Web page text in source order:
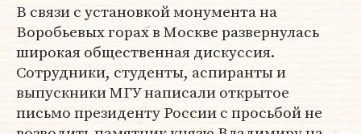
В связи с установкой монумента на
Воробьевых горах в Москве развернулась
широкая общественная дискуссия.
Сотрудники, студенты, аспиранты и
выпускники МГУ написали открытое
письмо президенту России с просьбой не